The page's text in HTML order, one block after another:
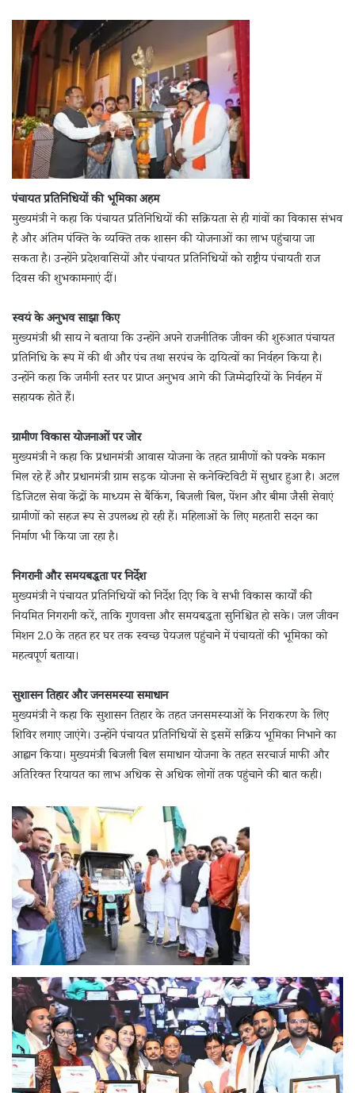
पंचायत प्रतिनिधियों की भूमिका अहम
मुख्यमंत्री ने कहा कि पंचायत प्रतिनिधियों की सक्रियता से ही गांवों का विकास संभव
है और अंतिम पंक्ति के व्यक्ति तक शासन की योजनाओं का लाभ पहुंचाया जा
सकता है। उन्होंने प्रदेशवासियों और पंचायत प्रतिनिधियों को राष्ट्रीय पंचायती राज
दिवस की शुभकामनाएं दीं।
स्वयं के अनुभव साझा किए
मुख्यमंत्री श्री साय ने बताया कि उन्होंने अपने राजनीतिक जीवन की शुरुआत पंचायत
प्रतिनिधि के रूप में की थी और पंच तथा सरपंच के दायित्वों का निर्वहन किया है।
उन्होंने कहा कि जमीनी स्तर पर प्राप्त अनुभव आगे की जिम्मेदारियों के निर्वहन में
सहायक होते हैं।
ग्रामीण विकास योजनाओं पर जोर
मुख्यमंत्री ने कहा कि प्रधानमंत्री आवास योजना के तहत ग्रामीणों को पक्के मकान
मिल रहे हैं और प्रधानमंत्री ग्राम सड़क योजना से कनेक्टिविटी में सुधार हुआ है। अटल
डिजिटल सेवा केंद्रों के माध्यम से बैंकिंग, बिजली बिल, पेंशन और बीमा जैसी सेवाएं
ग्रामीणों को सहज रूप से उपलब्ध हो रही हैं। महिलाओं के लिए महतारी सदन का
निर्माण भी किया जा रहा है।
निगरानी और समयबद्धता पर निर्देश
मुख्यमंत्री ने पंचायत प्रतिनिधियों को निर्देश दिए कि वे सभी विकास कार्यों की
नियमित निगरानी करें, ताकि गुणवत्ता और समयबद्धता सुनिश्चित हो सके। जल जीवन
मिशन 2.0 के तहत हर घर तक स्वच्छ पेयजल पहुंचाने में पंचायतों की भूमिका को
महत्वपूर्ण बताया।
सुशासन तिहार और जनसमस्या समाधान
मुख्यमंत्री ने कहा कि सुशासन तिहार के तहत जनसमस्याओं के निराकरण के लिए
शिविर लगाए जाएंगे। उन्होंने पंचायत प्रतिनिधियों से इसमें सक्रिय भूमिका निभाने का
आह्वान किया। मुख्यमंत्री बिजली बिल समाधान योजना के तहत सरचार्ज माफी और
अतिरिक्त रियायत का लाभ अधिक से अधिक लोगों तक पहुंचाने की बात कही।